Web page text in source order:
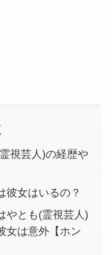
視芸人)の経歴や
彼女はいるの？
やとも(霊視芸人)
女は意外【ホン